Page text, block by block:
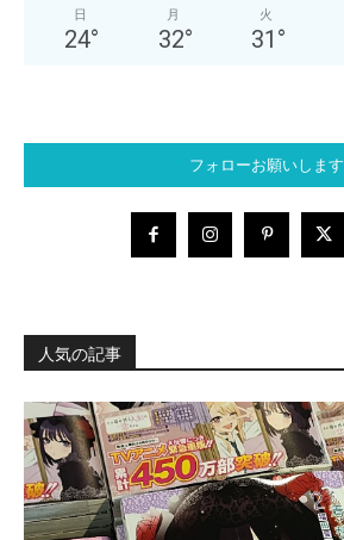
日
24°
月
32°
火
31 °
フォローお願いします
人気の記事